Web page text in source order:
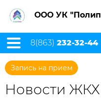
ООО УК
8(863) 232-32-44
Запись на прием
Новости ЖКХ